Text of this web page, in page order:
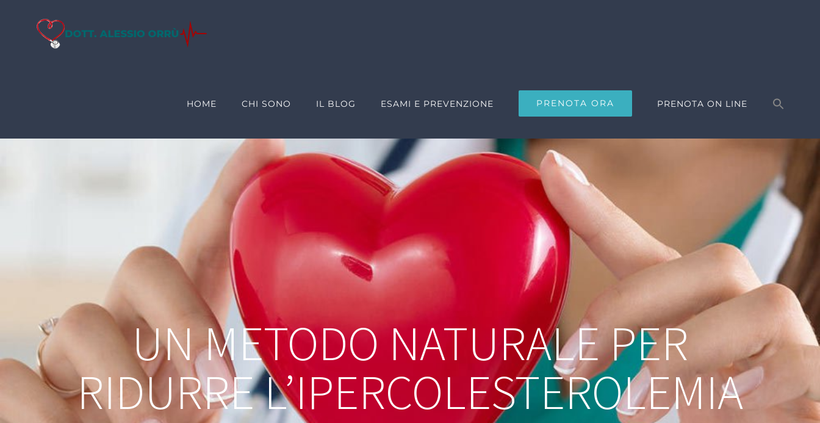
HOME CHI SONO IL BLOG ESAMI E PREVENZIONE PRENOTA ORA PRENOTA ON LINE
UN METODO NATURALE PER
RIDURRE L’IPERCOLESTEROLEMIA